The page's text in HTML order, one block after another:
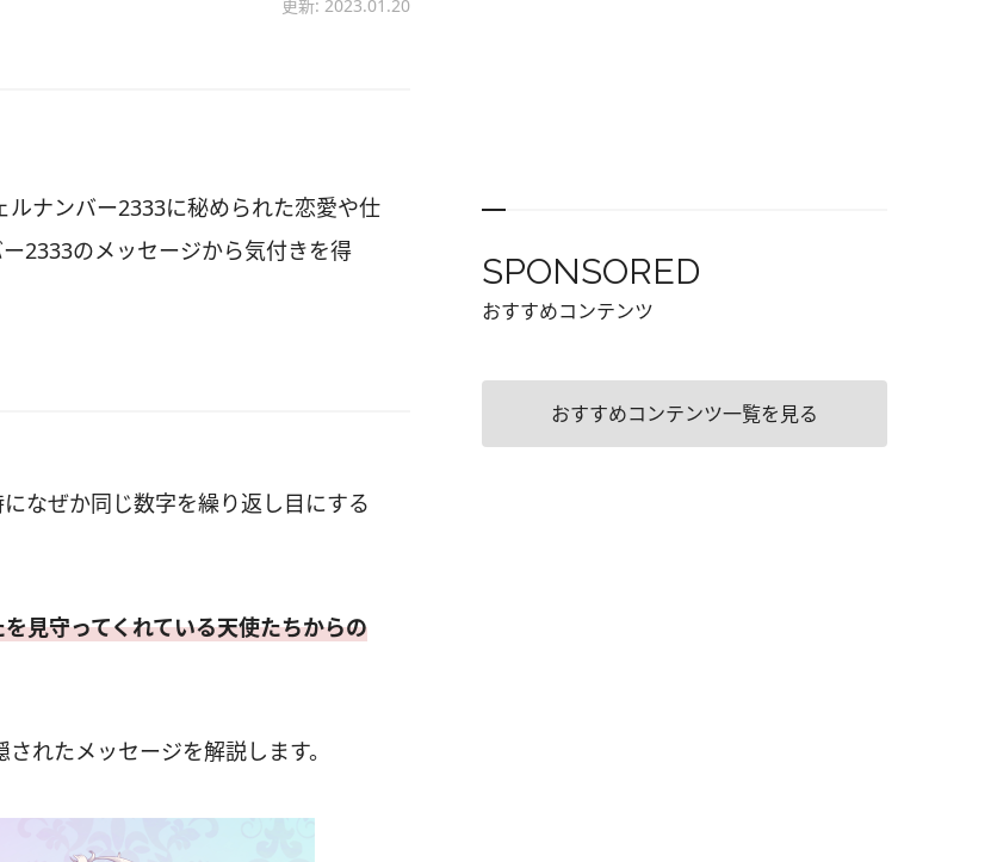
更新: 2023.01.20
ナンバー2333に秘められた恋愛や仕
2333のメッセージから気付きを得
なぜか同じ数字を繰り返し目にする
見守ってくれている天使たちからの
れたメッセージを解説します。
SPONSORED
おすすめコンテンツ
おすすめコンテンツ一覧を見る